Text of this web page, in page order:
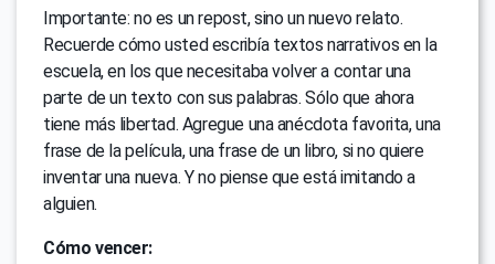
Importante: no es un repost, sino un nuevo relato.
Recuerde cómo usted escribía textos narrativos en la
escuela, en los que necesitaba volver a contar una
parte de un texto con sus palabras. Sólo que ahora
tiene más libertad. Agregue una anécdota favorita, una
frase de la película, una frase de un libro, si no quiere
inventar una nueva. Y no piense que está imitando a
alguien.
Cómo vencer: